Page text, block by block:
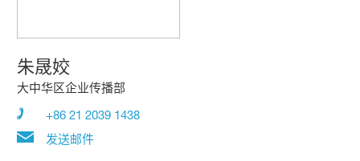
朱晟姣
大中华区企业传播部
+86 21 2039 1438
发送邮件